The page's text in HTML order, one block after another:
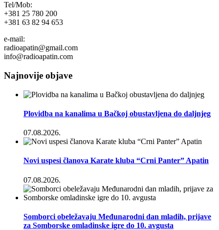
Tel/Mob:
+381 25 780 200
+381 63 82 94 653
e-mail:
radioapatin@gmail.com
info@radioapatin.com
Najnovije objave
Plovidba na kanalima u Bačkoj obustavljena do daljnjeg
07.08.2026.
Novi uspesi članova Karate kluba “Crni Panter” Apatin
07.08.2026.
Somborci obeležavaju Međunarodni dan mladih, prijave
za Somborske omladinske igre do 10. avgusta